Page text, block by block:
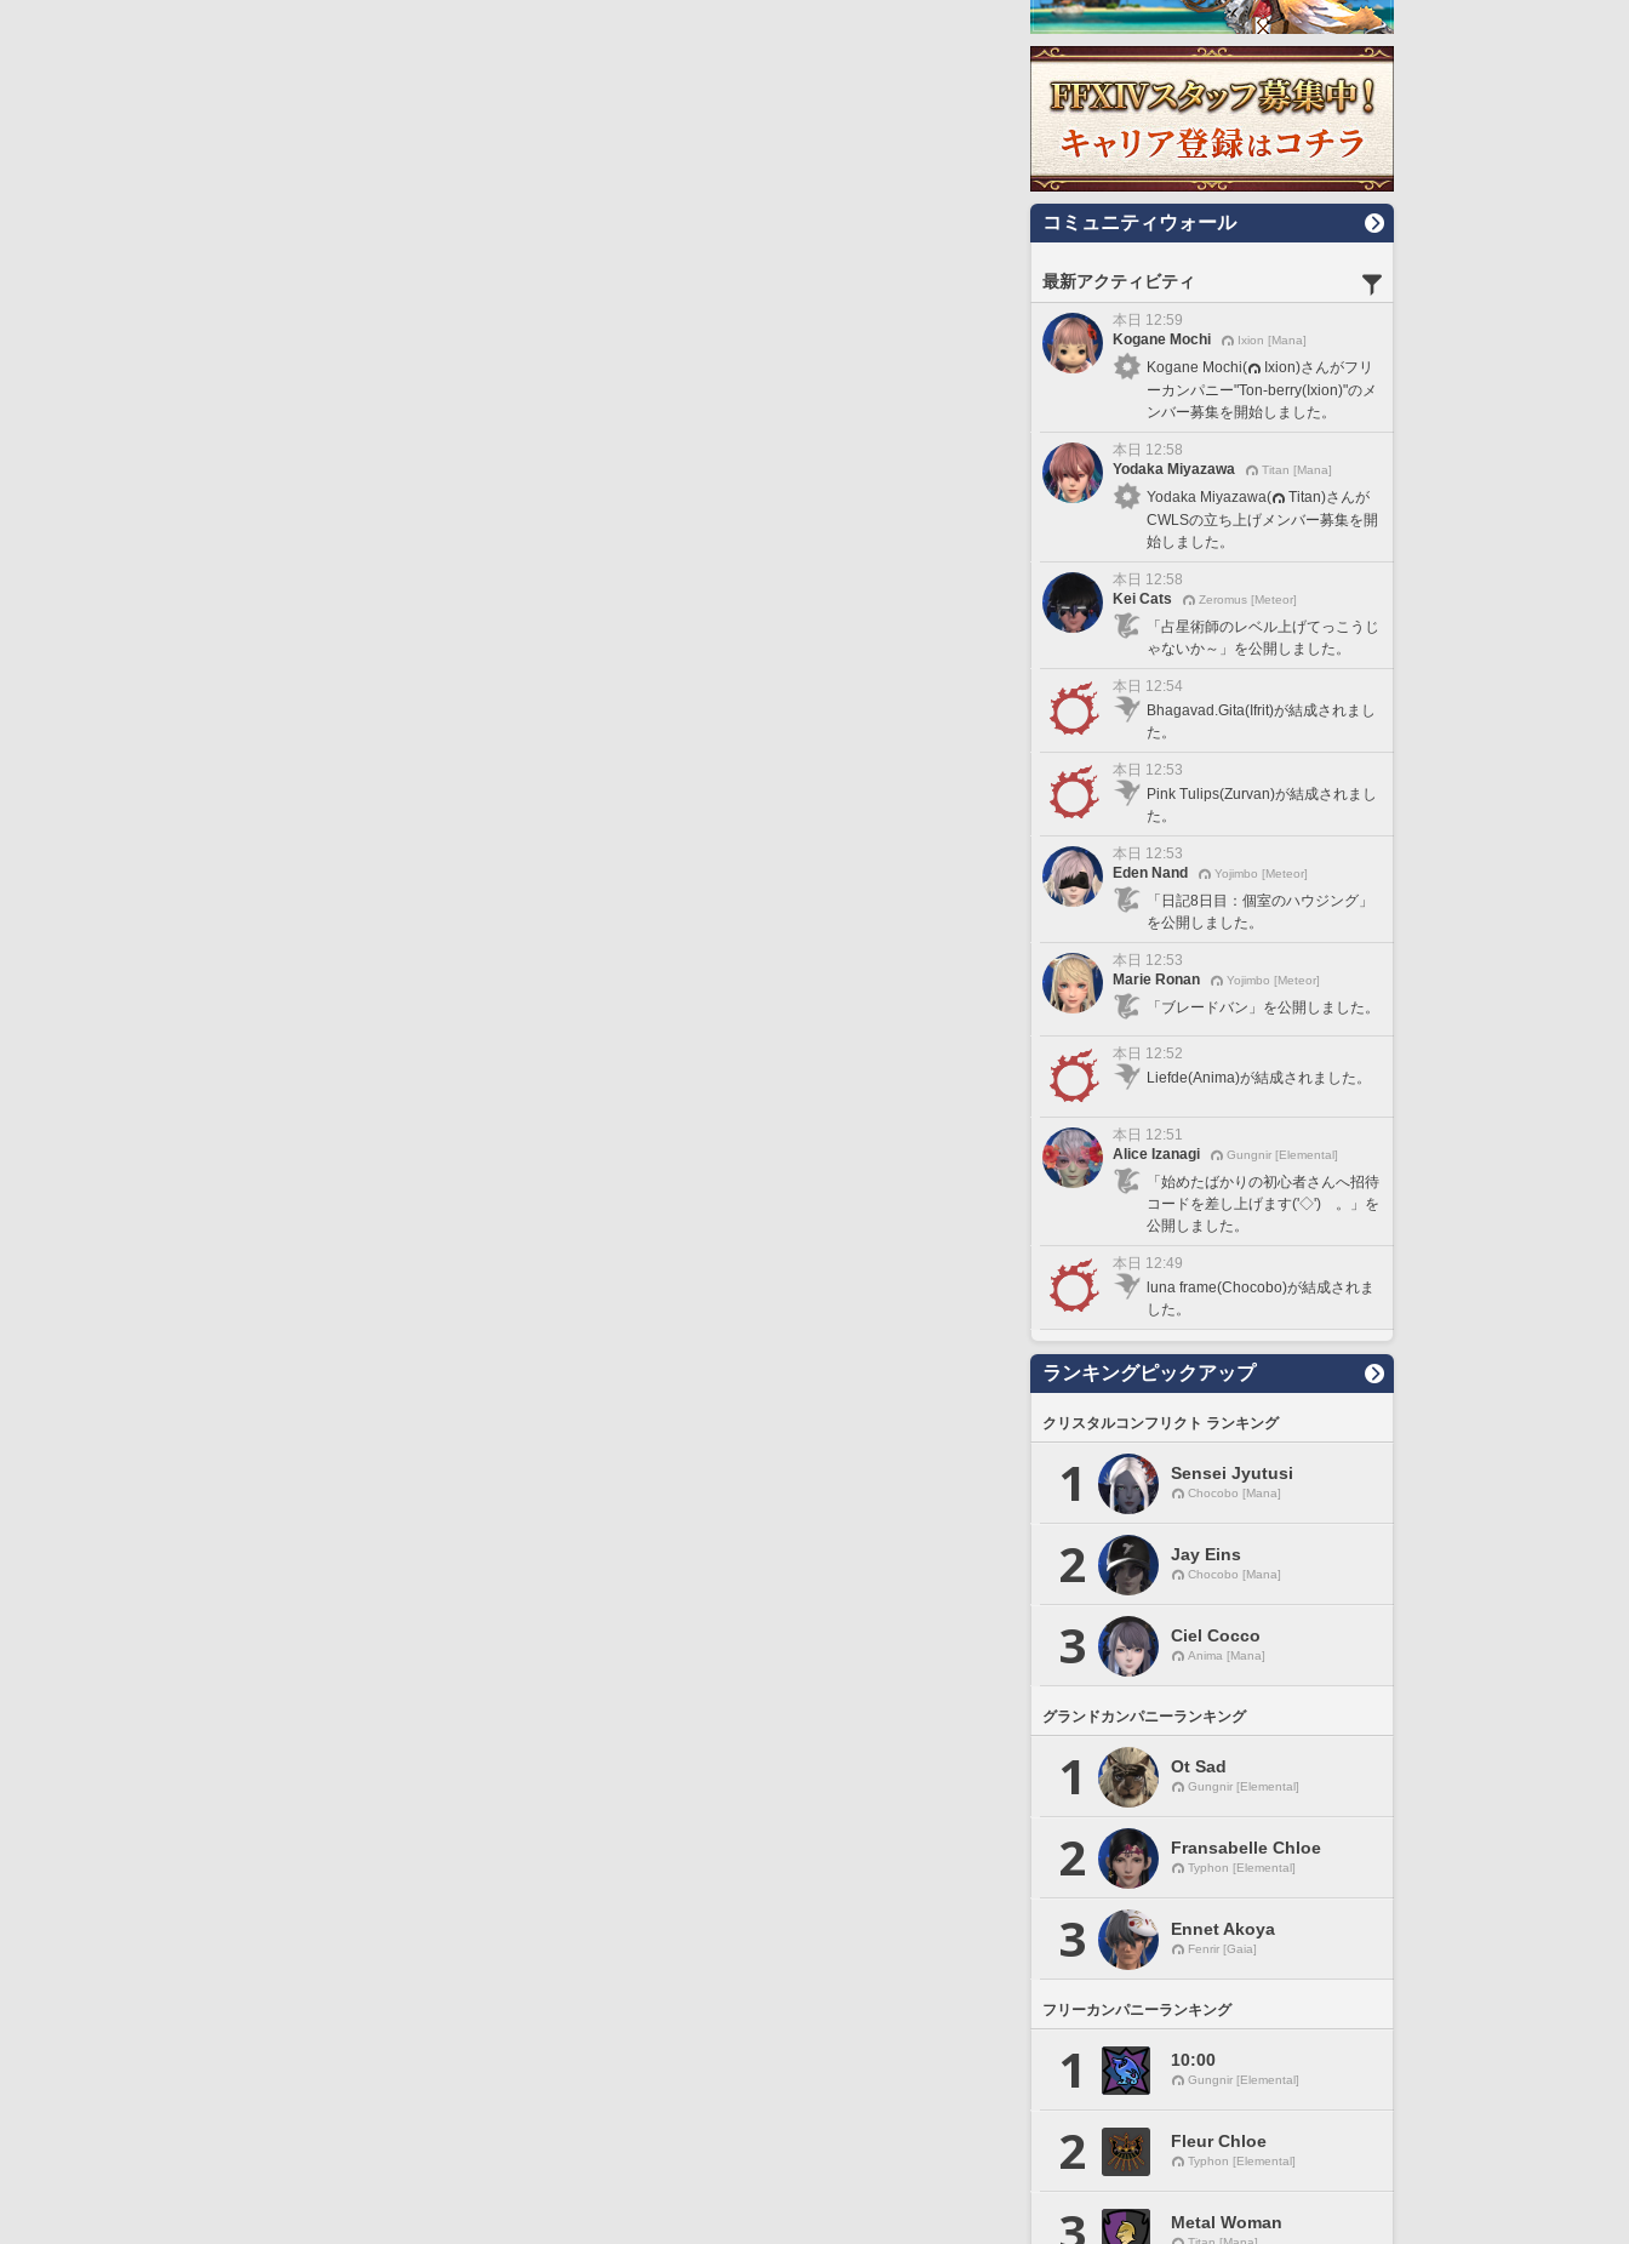
コミュニティウォール
最新アクティビティ
本日 12:59
Kogane Mochi
Ixion [Mana]
Kogane Mochi(
Ixion)さんがフリ
ーカンパニー"Ton-berry(Ixion)"のメ
ンバー募集を開始しました。
本日 12:58
Yodaka Miyazawa
Titan [Mana]
Yodaka Miyazawa(
Titan)さんが
CWLSの立ち上げメンバー募集を開
始しました。
本日 12:58
Kei Cats
Zeromus [Meteor]
「占星術師のレベル上げてっこうじ
ゃないか～」を公開しました。
本日 12:54
Bhagavad.Gita(Ifrit)が結成されまし
た。
本日 12:53
Pink Tulips(Zurvan)が結成されまし
た。
本日 12:53
Eden Nand
Yojimbo [Meteor]
「日記8日目：個室のハウジング」
を公開しました。
本日 12:53
Marie Ronan
Yojimbo [Meteor]
「ブレードバン」を公開しました。
本日 12:52
Liefde(Anima)が結成されました。
本日 12:51
Alice Izanagi
Gungnir [Elemental]
「始めたばかりの初心者さんへ招待
コードを差し上げます('◇')ゞ。」を
公開しました。
本日 12:49
luna frame(Chocobo)が結成されま
した。
ランキングピックアップ
クリスタルコンフリクト ランキング
1 Sensei Jyutusi
Chocobo [Mana]
2 Jay Eins
Chocobo [Mana]
3 Ciel Cocco
Anima [Mana]
グランドカンパニーランキング
1 Ot Sad
Gungnir [Elemental]
2 Fransabelle Chloe
Typhon [Elemental]
3 Ennet Akoya
Fenrir [Gaia]
フリーカンパニーランキング
1 10:00
Gungnir [Elemental]
2 Fleur Chloe
Typhon [Elemental]
Metal Woman